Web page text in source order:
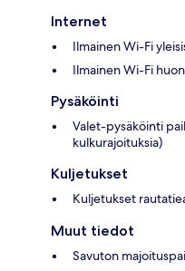
Internet
Ilmainen Wi-Fi
Ilmainen Wi-Fi
Pysäköinti
Valet-pysäköinti
kulkurajoituksia)
Kuljetukset
Kuljetukset
Muut tiedot
Savuton